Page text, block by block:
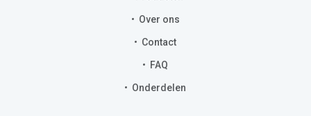
Over ons
Contact
FAQ
Onderdelen